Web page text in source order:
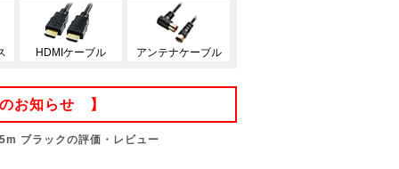
HDMIケーブル アンテナケーブル
お知らせ 】
ブラックの評価・レビュー